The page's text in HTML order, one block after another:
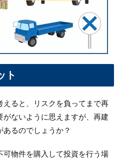
ト
ると、リスクを負ってまで再
ないように思えますが、再建
るのでしょうか？
物件を購入して投資を行う場